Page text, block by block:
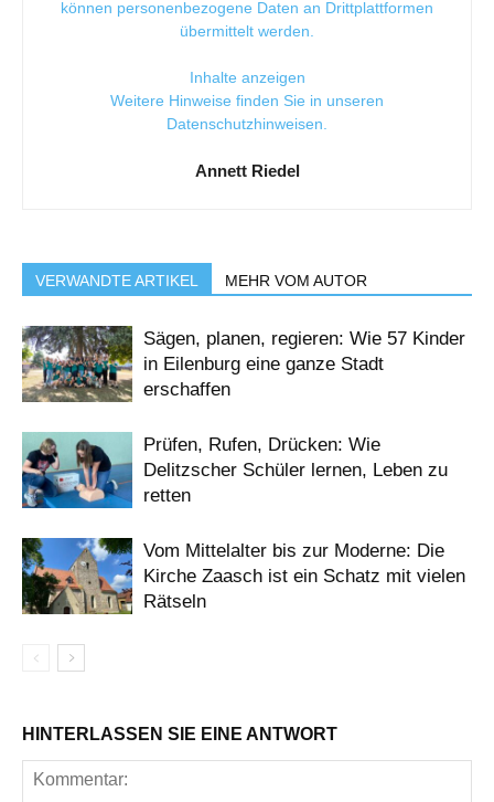
können personenbezogene Daten an Drittplattformen
übermittelt werden.
Inhalte anzeigen
Weitere Hinweise finden Sie in unseren
Datenschutzhinweisen
Annett Riedel
VERWANDTE ARTIKEL MEHR VOM AUTOR
Sägen, planen, regieren: Wie 57 Kinder
in Eilenburg eine ganze Stadt
erschaffen
Prüfen, Rufen, Drücken: Wie
Delitzscher Schüler lernen, Leben zu
retten
Vom Mittelalter bis zur Moderne: Die
Kirche Zaasch ist ein Schatz mit vielen
Rätseln
HINTERLASSEN SIE EINE ANTWORT